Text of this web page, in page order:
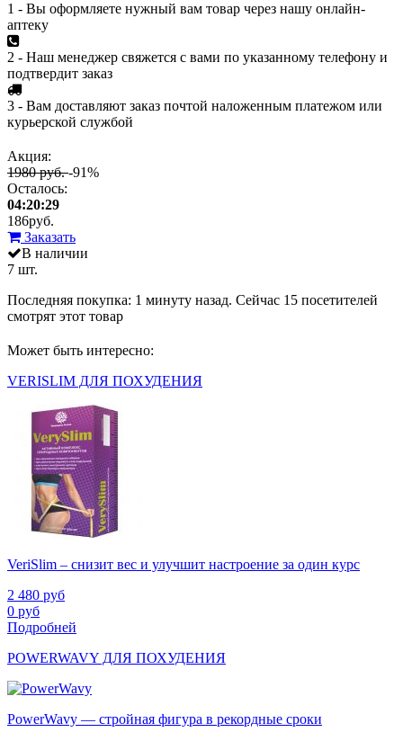
1 - Вы оформляете нужный вам товар через нашу онлайн-
аптеку
2 - Наш менеджер свяжется с вами по указанному телефону и
подтвердит заказ
3 - Вам доставляют заказ почтой наложенным платежом или
курьерской службой
Акция:
1980 руб.-91%
Осталось:
04:20:29
186руб.
Заказать
В наличии
7 шт.
Последняя покупка: 1 минуту назад. Сейчас 15 посетителей
смотрят этот товар
Может быть интересно:
VERISLIM ДЛЯ ПОХУДЕНИЯ
VeriSlim – снизит вес и улучшит настроение за один курс
2 480 руб
0 руб
Подробней
POWERWAVY ДЛЯ ПОХУДЕНИЯ
PowerWavy — стройная фигура в рекордные сроки